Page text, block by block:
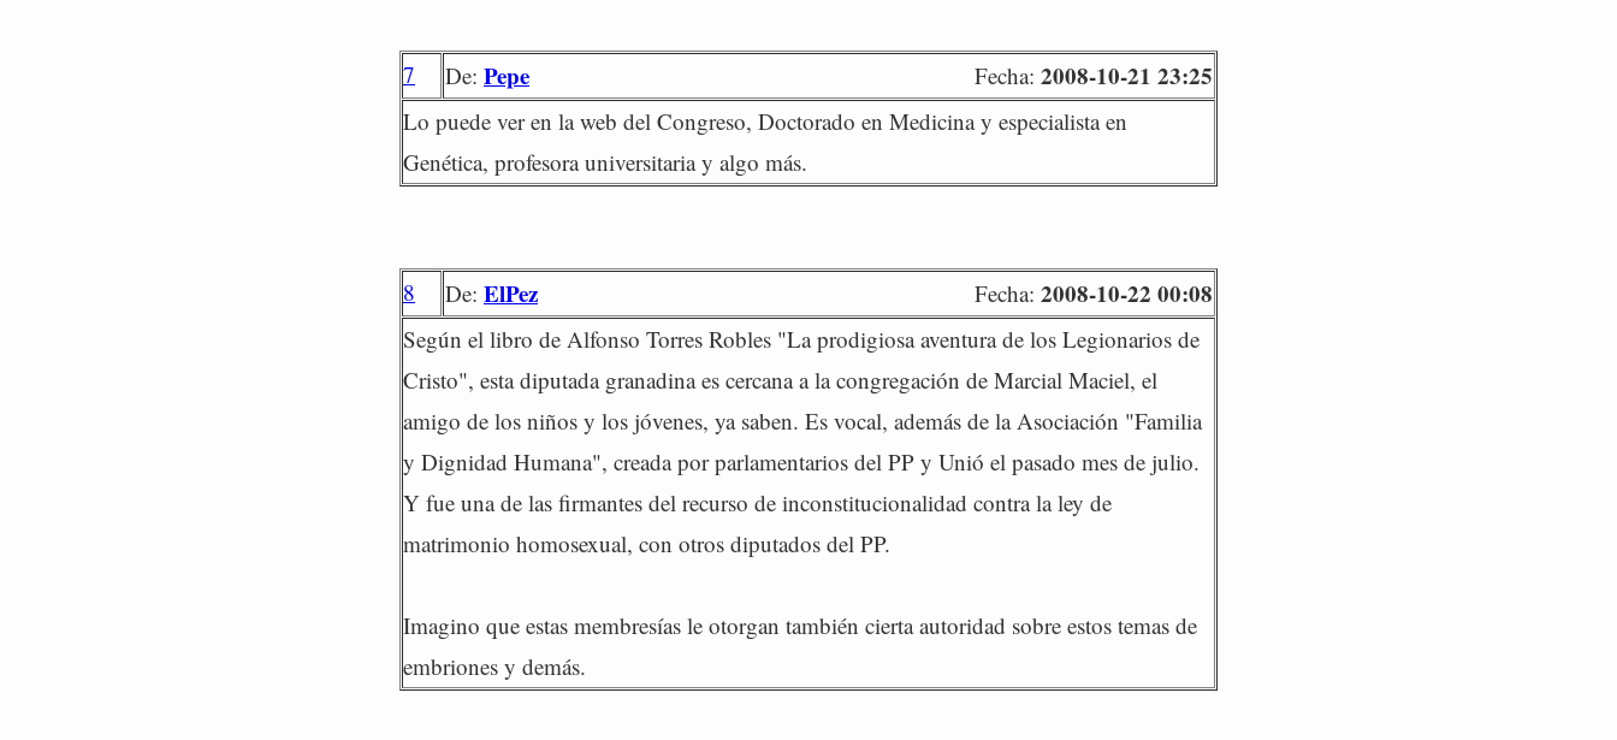
7 De: Pepe Fecha: 2008-10-21 23:25
Lo puede ver en la web del Congreso, Doctorado en Medicina y especialista en
Genética, profesora universitaria y algo más.
8 De: ElPez Fecha: 2008-10-22 00:08
Según el libro de Alfonso Torres Robles "La prodigiosa aventura de los Legionarios de
Cristo", esta diputada granadina es cercana a la congregación de Marcial Maciel, el
amigo de los niños y los jóvenes, ya saben. Es vocal, además de la Asociación "Familia
y Dignidad Humana", creada por parlamentarios del PP y Unió el pasado mes de julio.
Y fue una de las firmantes del recurso de inconstitucionalidad contra la ley de
matrimonio homosexual, con otros diputados del PP.
Imagino que estas membresías le otorgan también cierta autoridad sobre estos temas de
embriones y demás.